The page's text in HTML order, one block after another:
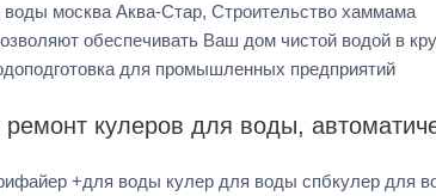
москва Аква-Стар, Строительство хаммама
обеспечивать Ваш дом чистой водой в
для промышленных предприятий
кулеров для воды,
+для воды кулер для воды спбкулер